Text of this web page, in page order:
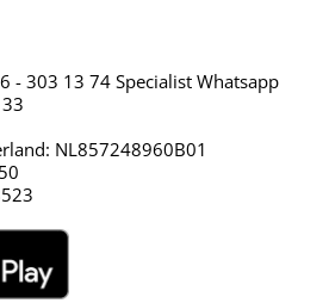
- 303 13 74 Specialist Whatsapp
NL857248960B01